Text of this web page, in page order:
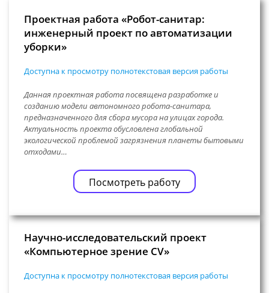
Проектная работа «Робот-санитар:
инженерный проект по автоматизации
уборки»
Доступна к просмотру полнотекстовая версия работы
Данная проектная работа посвящена разработке и
созданию модели автономного робота-санитара,
предназначенного для сбора мусора на улицах города.
Актуальность проекта обусловлена глобальной
экологической проблемой загрязнения планеты бытовыми
отходами…
Посмотреть работу
Научно-исследовательский проект
«Компьютерное зрение CV»
Доступна к просмотру полнотекстовая версия работы